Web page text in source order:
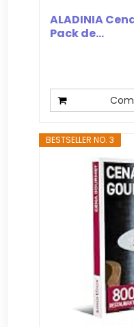
ALADINIA
Pack de...
BESTSELLER NO. 3